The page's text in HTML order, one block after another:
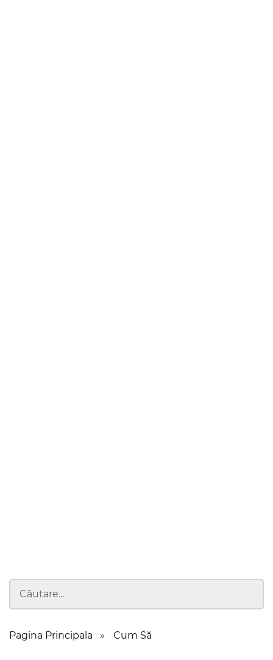
Pagina Principala Cum Să